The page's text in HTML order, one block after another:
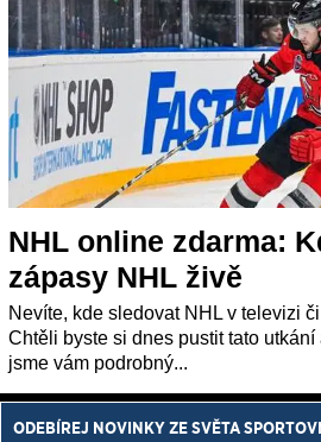
NHL online zdarma:
zápasy NHL živě
Nevíte, kde sledovat NHL v televizi
Chtěli byste si dnes pustit tato
jsme vám podrobný...
ODEBÍREJ NOVINKY ZE SVĚTA